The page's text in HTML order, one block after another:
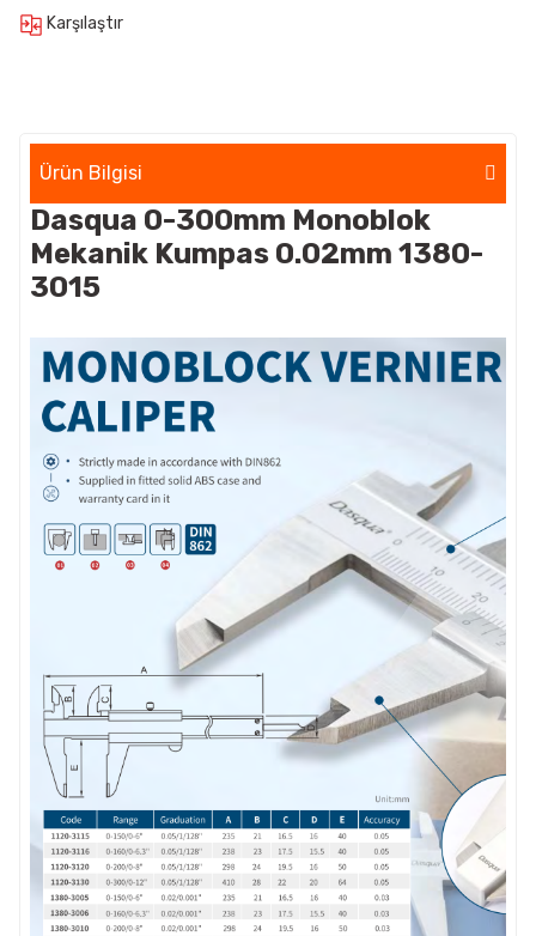
Karşılaştır
Ürün Bilgisi
Dasqua 0-300mm Monoblok
Mekanik Kumpas 0.02mm 1380-
3015